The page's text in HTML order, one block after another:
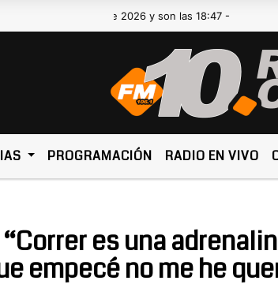
de Agosto de 2026 y son las 18:47 -
PROGRAMACIÓN RADIO EN VIVO
es una
empecé no me he